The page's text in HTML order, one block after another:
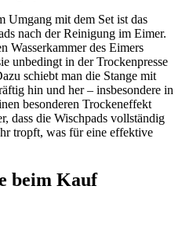
Umgang mit dem Set ist das
nach der Reinigung im Eimer.
Wasserkammer des Eimers
unbedingt in der Trockenpresse
schiebt man die Stange mit
hin und her – insbesondere in
besonderen Trockeneffekt
dass die Wischpads vollständig
tropft, was für eine effektive
beim Kauf